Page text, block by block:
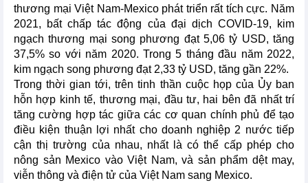
thương mại Việt Nam-Mexico phát triển rất tích cực. Năm
2021, bất chấp tác động của đại dịch COVID-19, kim
ngạch thương mại song phương đạt 5,06 tỷ USD, tăng
37,5% so với năm 2020. Trong 5 tháng đầu năm 2022,
kim ngạch song phương đạt 2,33 tỷ USD, tăng gần 22%.
Trong thời gian tới, trên tinh thần cuộc họp của Ủy ban
hỗn hợp kinh tế, thương mại, đầu tư, hai bên đã nhất trí
tăng cường hợp tác giữa các cơ quan chính phủ để tạo
điều kiện thuận lợi nhất cho doanh nghiệp 2 nước tiếp
cận thị trường của nhau, nhất là có thể cấp phép cho
nông sản Mexico vào Việt Nam, và sản phẩm dệt may,
viễn thông và điện tử của Việt Nam sang Mexico.